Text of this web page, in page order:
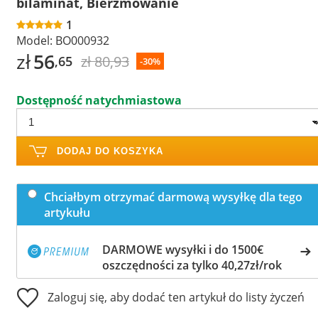
1
Model: BO000932
zł56,65 zł 80,93 -30%
Dostępność natychmiastowa
DODAJ DO KOSZYKA
Chciałbym otrzymać darmową wysyłkę dla tego
artykułu
DARMOWE wysyłki i do 1500€
oszczędności za tylko 40,27zł/rok
Zaloguj się, aby dodać ten artykuł do listy życzeń